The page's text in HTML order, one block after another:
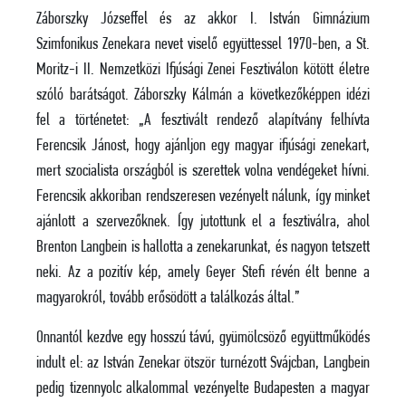
Záborszky Józseffel és az akkor I. István Gimnázium
Szimfonikus Zenekara nevet viselő együttessel 1970-ben, a St.
Moritz-i II. Nemzetközi Ifjúsági Zenei Fesztiválon kötött életre
szóló barátságot. Záborszky Kálmán a következőképpen idézi
fel a történetet: „A fesztivált rendező alapítvány felhívta
Ferencsik Jánost, hogy ajánljon egy magyar ifjúsági zenekart,
mert szocialista országból is szerettek volna vendégeket hívni.
Ferencsik akkoriban rendszeresen vezényelt nálunk, így minket
ajánlott a szervezőknek. Így jutottunk el a fesztiválra, ahol
Brenton Langbein is hallotta a zenekarunkat, és nagyon tetszett
neki. Az a pozitív kép, amely Geyer Stefi révén élt benne a
magyarokról, tovább erősödött a találkozás által.”
Onnantól kezdve egy hosszú távú, gyümölcsöző együttműködés
indult el: az István Zenekar ötször turnézott Svájcban, Langbein
pedig tizennyolc alkalommal vezényelte Budapesten a magyar